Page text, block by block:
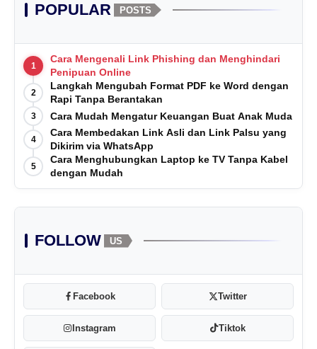
POPULAR POSTS
1
Cara Mengenali Link Phishing dan Menghindari
Penipuan Online
2
Langkah Mengubah Format PDF ke Word dengan
Rapi Tanpa Berantakan
3 Cara Mudah Mengatur Keuangan Buat Anak Muda
4
Cara Membedakan Link Asli dan Link Palsu yang
Dikirim via WhatsApp
5
Cara Menghubungkan Laptop ke TV Tanpa Kabel
dengan Mudah
FOLLOW US
Facebook Twitter
Instagram Tiktok